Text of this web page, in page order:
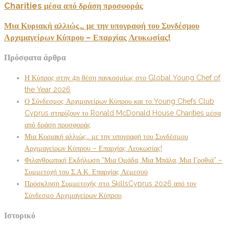
Charities μέσα από δράση προσφοράς
Μια Κυριακή αλλιώς… με την υπογραφή του Συνδέσμου
Αρχιμαγείρων Κύπρου – Επαρχίας Λευκωσίας!
Πρόσφατα άρθρα
Η Κύπρος στην 4η θέση παγκοσμίως στο Global Young Chef of
the Year 2026
Ο Σύνδεσμος Αρχιμαγείρων Κύπρου και το Young Chefs Club
Cyprus στηρίζουν το Ronald McDonald House Charities μέσα
από δράση προσφοράς
Μια Κυριακή αλλιώς… με την υπογραφή του Συνδέσμου
Αρχιμαγείρων Κύπρου – Επαρχίας Λευκωσίας!
Φιλανθρωπική Εκδήλωση “Μια Ομάδα, Μια Μπάλα, Μια Γροθιά” –
Συμμετοχή του Σ.Α.Κ. Επαρχίας Λεμεσού
Πρόσκληση Συμμετοχής στο SkillsCyprus 2026 από τον
Σύνδεσμο Αρχιμαγείρων Κύπρου
Ιστορικό